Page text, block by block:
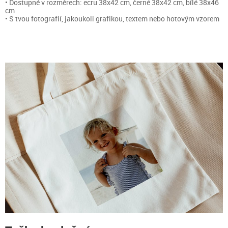
• Dostupné v rozměrech: ecru 38x42 cm, černé 38x42 cm, bílé 38x46
cm
• S tvou fotografií, jakoukoli grafikou, textem nebo hotovým vzorem